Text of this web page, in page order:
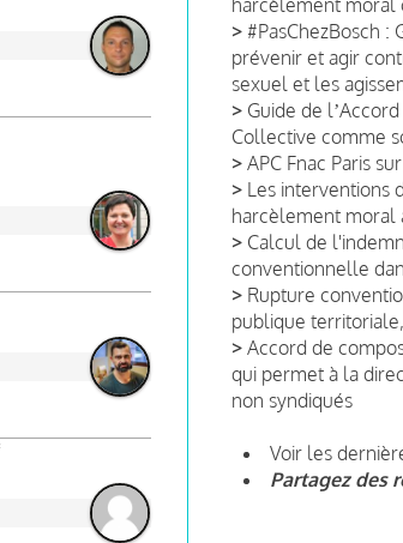
> #PasChezBosch :
prévenir et agir
sexuel et les
> Guide de
Collective comme
> APC Fnac Paris
> Les interventions
harcèlement moral
> Calcul de
conventionnelle
> Rupture
publique
> Accord de
qui permet à la
non syndiqués
Voir les
Partagez des